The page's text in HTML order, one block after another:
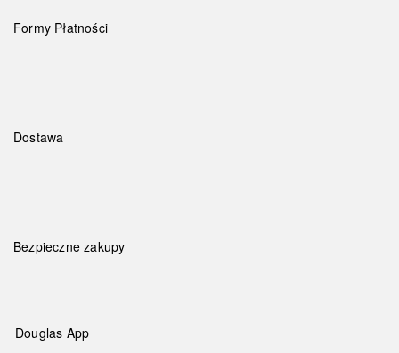
Formy Płatności
Dostawa
Bezpieczne zakupy
Douglas App